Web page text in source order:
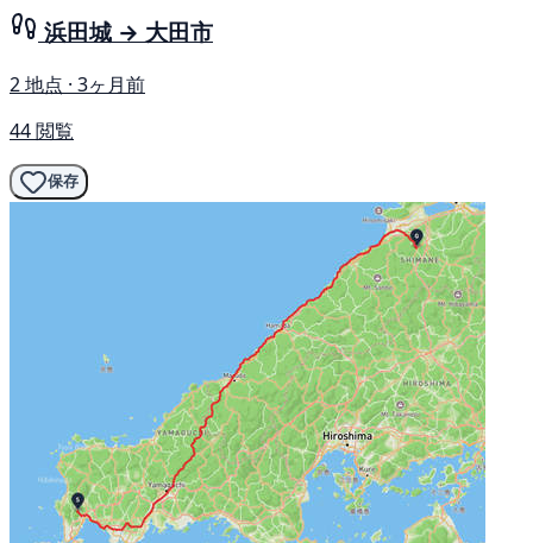
浜田城 → 大田市
2 地点 · 3ヶ月前
44 閲覧
保存